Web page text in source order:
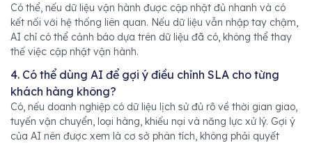
Có thể, nếu dữ liệu vận hành được cập nhật đủ nhanh và có
kết nối với hệ thống liên quan. Nếu dữ liệu vẫn nhập tay chậm,
AI chỉ có thể cảnh báo dựa trên dữ liệu đã có, không thể thay
thế việc cập nhật vận hành.
4. Có thể dùng AI để gợi ý điều chỉnh SLA cho từng
khách hàng không?
Có, nếu doanh nghiệp có dữ liệu lịch sử đủ rõ về thời gian giao,
tuyến vận chuyển, loại hàng, khiếu nại và năng lực xử lý. Gợi ý
của AI nên được xem là cơ sở phân tích, không phải quyết